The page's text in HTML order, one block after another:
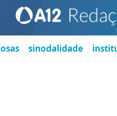
sinodalidade